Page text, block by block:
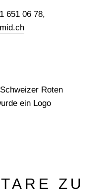
651 06 78,
Roten
ein Logo
ZU